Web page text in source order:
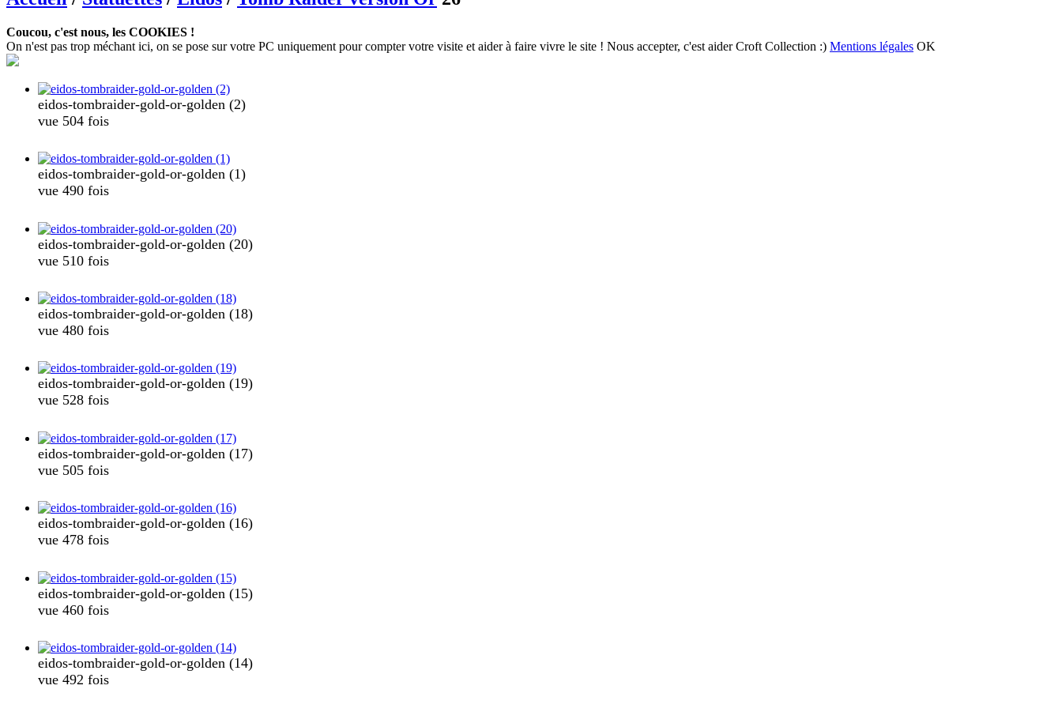
Coucou, c'est nous, les COOKIES !
On n'est pas trop méchant ici, on se pose sur votre PC uniquement pour compter votre visite et aider à faire vivre le site ! Nous accepter, c'est aider Croft Collection :) Mentions légales OK
eidos-tombraider-gold-or-golden (2)
vue 504 fois
eidos-tombraider-gold-or-golden (1)
vue 490 fois
eidos-tombraider-gold-or-golden (20)
vue 510 fois
eidos-tombraider-gold-or-golden (18)
vue 480 fois
eidos-tombraider-gold-or-golden (19)
vue 528 fois
eidos-tombraider-gold-or-golden (17)
vue 505 fois
eidos-tombraider-gold-or-golden (16)
vue 478 fois
eidos-tombraider-gold-or-golden (15)
vue 460 fois
eidos-tombraider-gold-or-golden (14)
vue 492 fois